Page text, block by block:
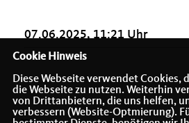
07.06.2025, 11:21 Uhr
Cookie Hinweis
Diese Webseite verwendet Cookies,
die Webseite zu nutzen. Weiterhin
von Drittanbietern, die uns helfen,
verbessern (Website-Optmierung).